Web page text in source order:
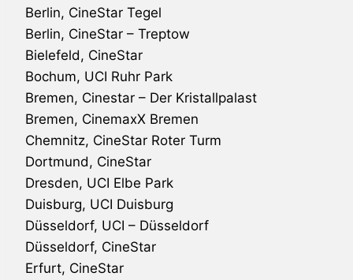
Berlin, CineStar Tegel
Berlin, CineStar – Treptow
Bielefeld, CineStar
Bochum, UCI Ruhr Park
Bremen, Cinestar – Der Kristallpalast
Bremen, CinemaxX Bremen
Chemnitz, CineStar Roter Turm
Dortmund, CineStar
Dresden, UCI Elbe Park
Duisburg, UCI Duisburg
Düsseldorf, UCI – Düsseldorf
Düsseldorf, CineStar
Erfurt, CineStar